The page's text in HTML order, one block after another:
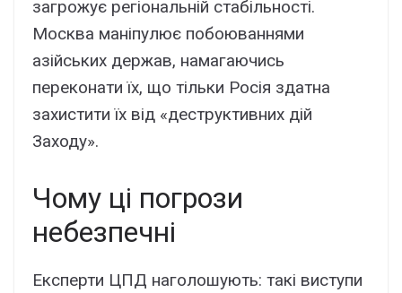
загрожує регіональній стабільності.
Москва маніпулює побоюваннями
азійських держав, намагаючись
переконати їх, що тільки Росія здатна
захистити їх від «деструктивних дій
Заходу».
Чому ці погрози
небезпечні
Експерти ЦПД наголошують: такі виступи